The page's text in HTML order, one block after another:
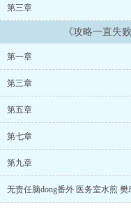
第三章
《攻略一直失
第一章
第三章
第五章
第七章
第九章